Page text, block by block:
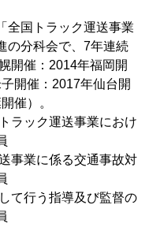
全国トラック運送事業
の分科会で、7年連続
開催：2014年福岡開
開催：2017年仙台開
催）。
ラック運送事業におけ
事業に係る交通事故対
て行う指導及び監督の